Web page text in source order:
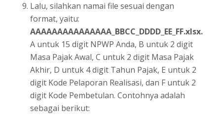
Lalu, silahkan namai file sesuai dengan
format, yaitu:
AAAAAAAAAAAAAAA_BBCC_DDDD_EE_FF.xlsx.
A untuk 15 digit NPWP Anda, B untuk 2 digit
Masa Pajak Awal, C untuk 2 digit Masa Pajak
Akhir, D untuk 4 digit Tahun Pajak, E untuk 2
digit Kode Pelaporan Realisasi, dan F untuk 2
digit Kode Pembetulan. Contohnya adalah
sebagai berikut: